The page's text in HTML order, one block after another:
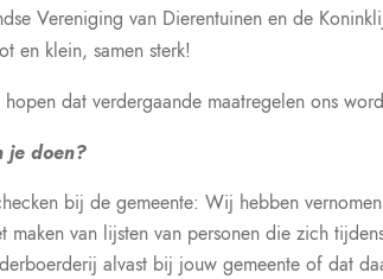
Vereniging van Dierentuinen en de
en klein, samen sterk!
hopen dat verdergaande maatregelen ons
je doen?
bij de gemeente: Wij hebben
maken van lijsten van personen die zich
alvast bij jouw gemeente of dat